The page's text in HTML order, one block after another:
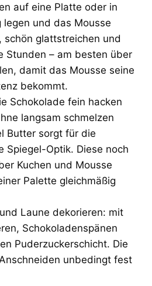
auf eine Platte oder in
legen und das Mousse
schön glattstreichen und
Stunden – am besten über
damit das Mousse seine
bekommt.
Schokolade fein hacken
langsam schmelzen
Butter sorgt für die
Spiegel-Optik. Diese noch
Kuchen und Mousse
Palette gleichmäßig
Laune dekorieren: mit
Schokoladenspänen
Puderzuckerschicht. Die
unbedingt fest